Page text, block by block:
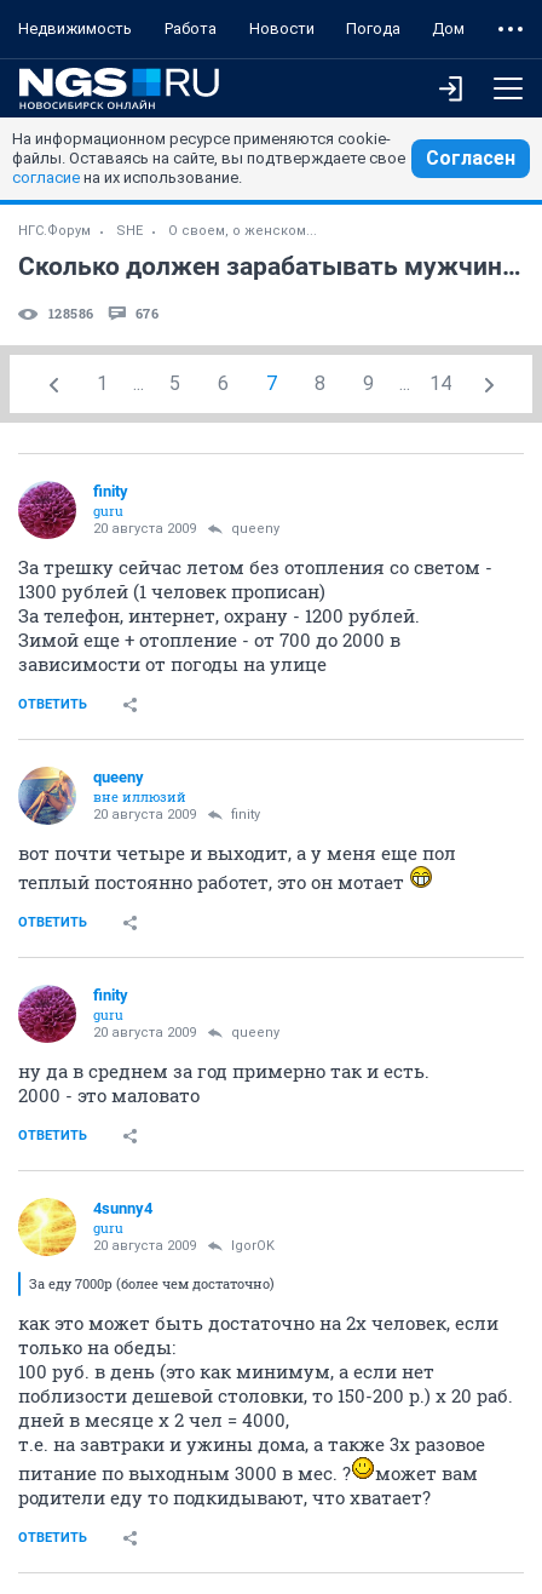
Недвижимость Работа Новости Погода Дом
На информационном ресурсе применяются cookie-
файлы. Оставаясь на сайте, вы подтверждаете свое
согласие на их использование.
Согласен
НГС.Форум SHE О своем, о женском...
Сколько должен зарабатывать мужчина?
128586 676
1 ... 5 6 7 8 9 ... 14
finity
guru
20 августа 2009 queeny
За трешку сейчас летом без отопления со светом -
1300 рублей (1 человек прописан)
За телефон, интернет, охрану - 1200 рублей.
Зимой еще + отопление - от 700 до 2000 в
зависимости от погоды на улице
ОТВЕТИТЬ
queeny
вне иллюзий
20 августа 2009 finity
вот почти четыре и выходит, а у меня еще пол
теплый постоянно работет, это он мотает
ОТВЕТИТЬ
finity
guru
20 августа 2009 queeny
ну да в среднем за год примерно так и есть.
2000 - это маловато
ОТВЕТИТЬ
4sunny4
guru
20 августа 2009 IgorOK
За еду 7000р (более чем достаточно)
как это может быть достаточно на 2х человек, если
только на обеды:
100 руб. в день (это как минимум, а если нет
поблизости дешевой столовки, то 150-200 р.) х 20 раб.
дней в месяце х 2 чел = 4000,
т.е. на завтраки и ужины дома, а также 3х разовое
питание по выходным 3000 в мес. ?
может вам
родители еду то подкидывают, что хватает?
ОТВЕТИТЬ